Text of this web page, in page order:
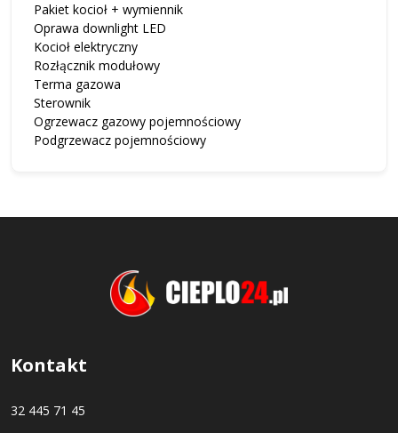
Pakiet kocioł + wymiennik
Oprawa downlight LED
Kocioł elektryczny
Rozłącznik modułowy
Terma gazowa
Sterownik
Ogrzewacz gazowy pojemnościowy
Podgrzewacz pojemnościowy
Kontakt
32 445 71 45